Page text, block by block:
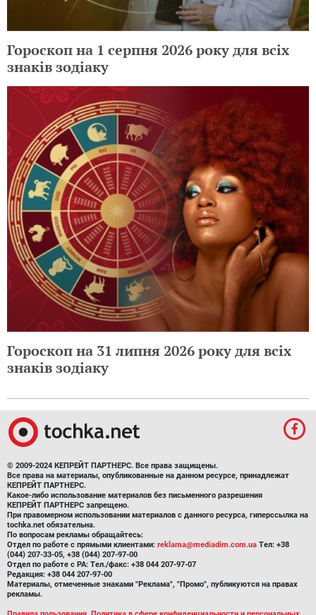
Гороскоп на 1 серпня 2026 року для всіх
знаків зодіаку
Гороскоп на 31 липня 2026 року для всіх
знаків зодіаку
© 2009-2024 КЕПРЕЙТ ПАРТНЕРС. Все права защищены.
Все права на материалы, опубликованные на данном ресурсе, принадлежат
КЕПРЕЙТ ПАРТНЕРС.
Какое-либо использование материалов без письменного разрешения
КЕПРЕЙТ ПАРТНЕРС запрещено.
При правомерном использовании материалов с данного ресурса, гиперссылка на
tochka.net обязательна.
По вопросам рекламы обращайтесь:
Отдел по работе с прямыми клиентами: reklama@mediadim.com.ua Тел: +38
(044) 207-33-05, +38 (044) 207-97-00
Отдел по работе с РА: Тел./факс: +38 044 207-97-07
Редакция: +38 044 207-97-00
Материалы, отмеченные знаками "Реклама", "Промо", публикуются на правах
рекламы.